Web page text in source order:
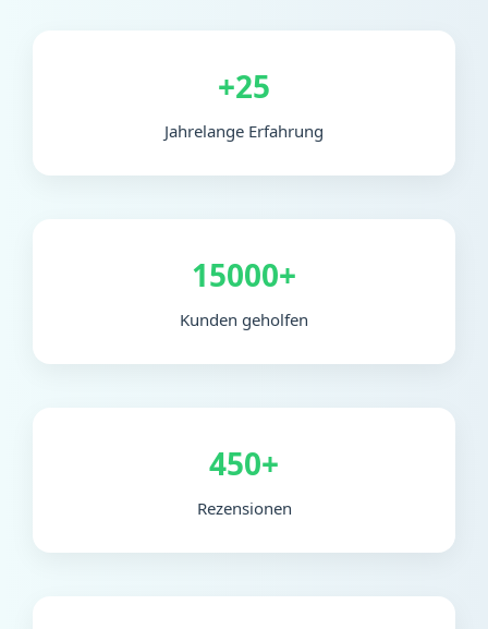
+25
Jahrelange Erfahrung
15000+
Kunden geholfen
450+
Rezensionen